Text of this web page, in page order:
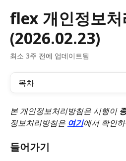
flex 개인정보처
(2026.02.23)
최소 3주 전에 업데이트됨
목차
본 개인정보처리방침은 시행이
정보처리방침은 여기에서 확인
들어가기